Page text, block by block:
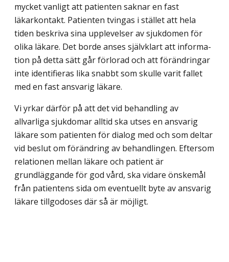
mycket vanligt att patienten saknar en fast
läkarkontakt. Patienten tvingas i stället att hela
tiden beskriva sina upplevelser av sjukdomen för
olika läkare. Det borde anses självklart att informa­
tion på detta sätt går förlorad och att förändringar
inte identifieras lika snabbt som skulle varit fallet
med en fast ansvarig läkare.
Vi yrkar därför på att det vid behandling av
allvarliga sjukdomar alltid ska utses en ansvarig
läkare som patienten för dialog med och som deltar
vid beslut om förändring av behandlingen. Eftersom
relationen mellan läkare och patient är
grundläggande för god vård, ska vidare önskemål
från patientens sida om eventuellt byte av ansvarig
läkare tillgodoses där så är möjligt.